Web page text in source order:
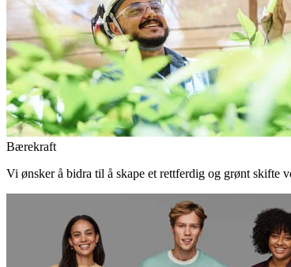
Bærekraft
Vi ønsker å bidra til å skape et rettferdig og grønt skifte